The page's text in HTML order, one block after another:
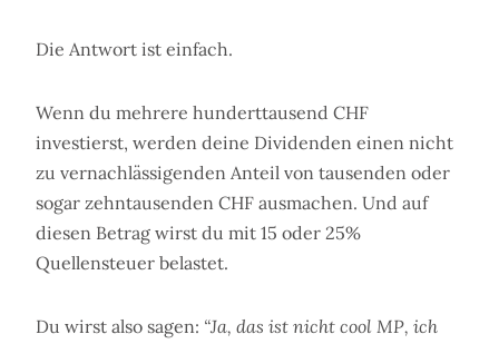
Die Antwort ist einfach.
Wenn du mehrere hunderttausend CHF
investierst, werden deine Dividenden einen nicht
zu vernachlässigenden Anteil von tausenden oder
sogar zehntausenden CHF ausmachen. Und auf
diesen Betrag wirst du mit 15 oder 25%
Quellensteuer belastet.
Du wirst also sagen: “Ja, das ist nicht cool MP, ich